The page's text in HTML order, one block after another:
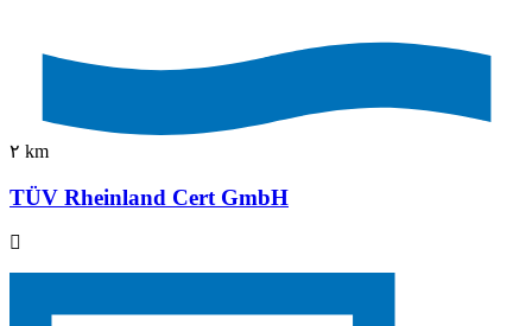
٢ km
TÜV Rheinland Cert GmbH